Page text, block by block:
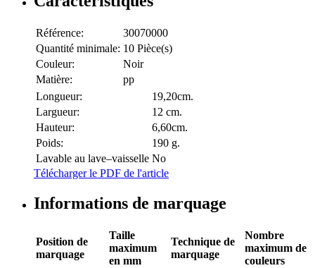
Référence:
30070000
Quantité minimale: 10 Pièce(s)
Couleur:
Noir
Matière:
pp
Longueur:
19,20cm.
Largueur:
12 cm.
Hauteur:
6,60cm.
Poids:
190 g.
Lavable au lave–vaisselle No
Télécharger le PDF de l'article
Informations de marquage
Position de
marquage
Taille
maximum
en mm
Technique de
marquage
Nombre
maximum de
couleurs